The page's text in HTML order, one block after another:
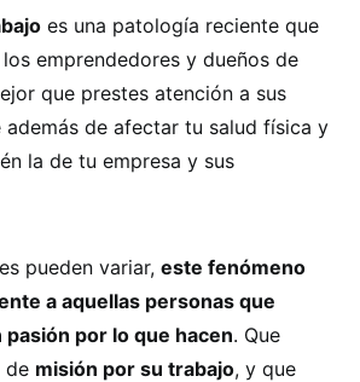
es una patología reciente que
emprendedores y dueños de
que prestes atención a sus
además de afectar tu salud física y
la de tu empresa y sus
pueden variar, este fenómeno
a aquellas personas que
por lo que hacen. Que
de misión por su trabajo, y que